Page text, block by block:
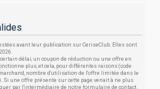
avant leur publication sur CeriseClub. Elles sont
délai, un coupon de réduction ou une offre en
plus, et cela, pour différentes raisons (code
nombre d'utilisation de l'offre limitée dans le
une offre présente sur cette page venait à ne plus
par l'intermédiaire de notre formulaire de contact.